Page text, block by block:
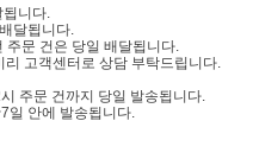
니다.
달됩니다.
문 건은 당일 배달됩니다.
고객센터로 상담 부탁드립니다.
주문 건까지 당일 발송됩니다.
일 안에 발송됩니다.